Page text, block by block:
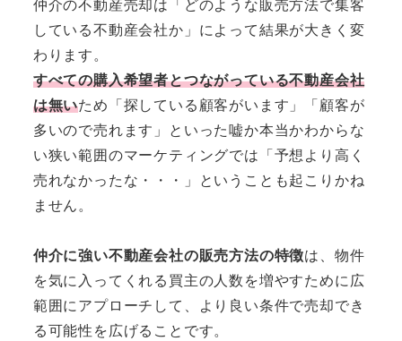
仲介の不動産売却は「どのような販売方法で集客
している不動産会社か」によって結果が大きく変
わります。
すべての購入希望者とつながっている不動産会社
は無いため「探している顧客がいます」「顧客が
多いので売れます」といった嘘か本当かわからな
い狭い範囲のマーケティングでは「予想より高く
売れなかったな・・・」ということも起こりかね
ません。
仲介に強い不動産会社の販売方法の特徴は、物件
を気に入ってくれる買主の人数を増やすために広
範囲にアプローチして、より良い条件で売却でき
る可能性を広げることです。